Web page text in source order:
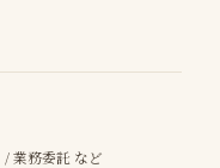
業務委託 など